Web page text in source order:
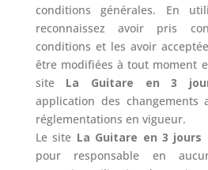
conditions générales. En
reconnaissez avoir pris
conditions et les avoir
être modifiées à tout moment
site La Guitare en 3
application des
réglementations en vigueur.
Le site La Guitare en 3 jours
pour responsable en